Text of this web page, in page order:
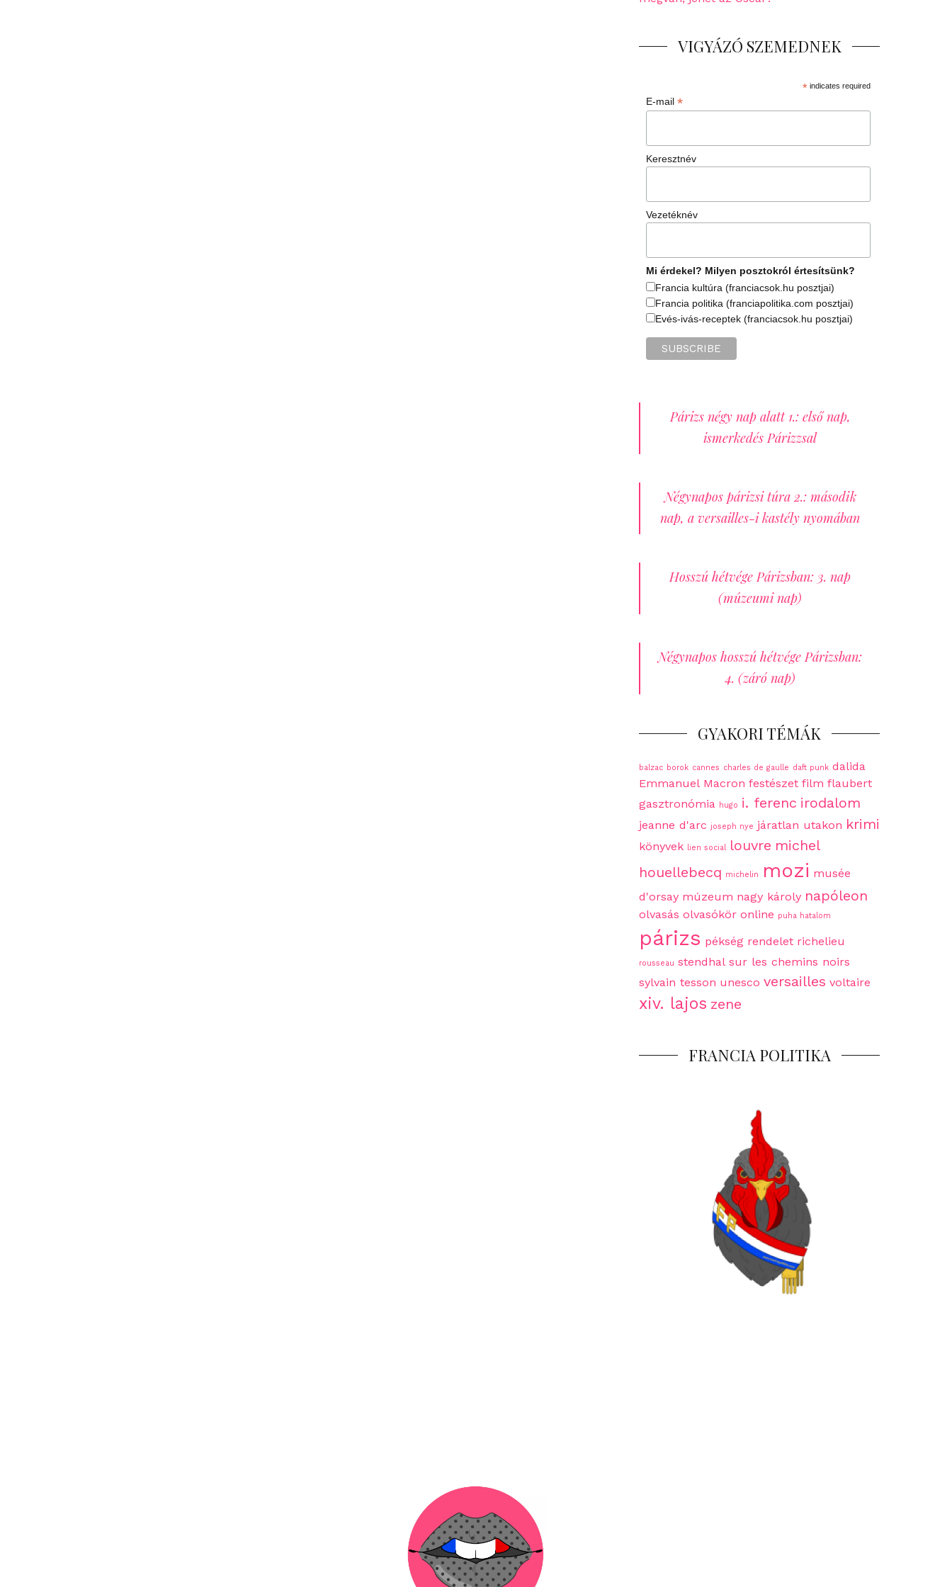
VIGYÁZÓ SZEMEDNEK
*indicates required
E-mail*
Keresztnév
Vezetéknév
Mi érdekel? Milyen posztokról értesítsünk?
Francia kultúra (franciacsok.hu posztjai)
Francia politika (franciapolitika.com posztjai)
Evés-ivás-receptek (franciacsok.hu posztjai)
Párizs négy nap alatt 1.: első nap,
ismerkedés Párizzsal
Négynapos párizsi túra 2.: második
nap, a versailles-i kastély nyomában
Hosszú hétvége Párizsban: 3. nap
(múzeumi nap)
Négynapos hosszú hétvége Párizsban:
4. (záró nap)
GYAKORI TÉMÁK
balzac borok cannes charles de gaulle daft punk dalida
Emmanuel Macron festészet film flaubert
gasztronómia
hugo i. ferenc irodalom
jeanne d'arc joseph nye járatlan utakon krimi
könyvek lien social louvre michel
houellebecq michelin mozi musée
d'orsay múzeum nagy károly napóleon
olvasás olvasókör online puha hatalom
párizs pékség rendelet richelieu
rousseau stendhal sur les chemins noirs
sylvain tesson unesco versailles voltaire
xiv. lajos zene
FRANCIA POLITIKA